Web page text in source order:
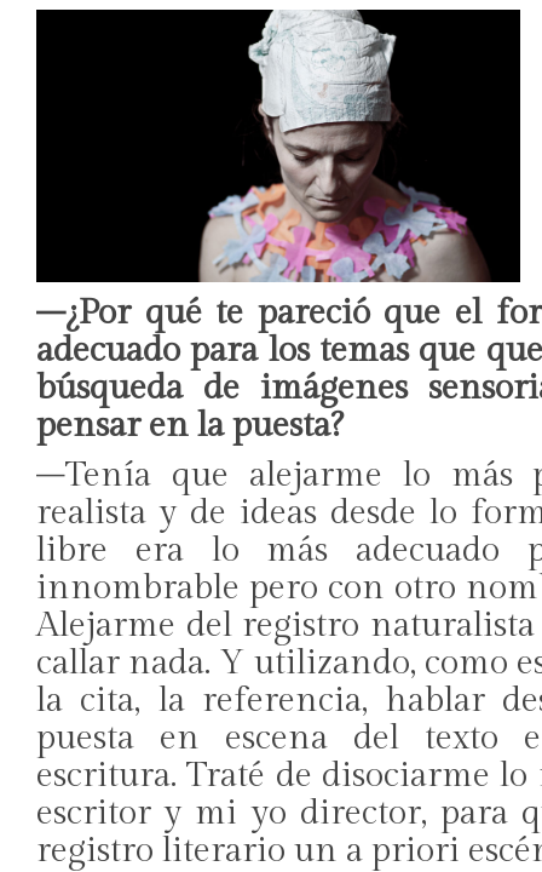
–¿Por qué te pareció que el
adecuado para los temas que
búsqueda de imágenes
pensar en la puesta?
–Tenía que alejarme lo más
realista y de ideas desde lo
libre era lo más adecuado
innombrable pero con otro
Alejarme del registro
callar nada. Y utilizando, como
la cita, la referencia, hablar
puesta en escena del texto
escritura. Traté de disociarme
escritor y mi yo director, para
registro literario un a priori